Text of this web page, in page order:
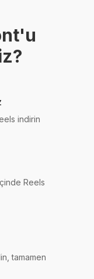
indirin
Reels
tamamen